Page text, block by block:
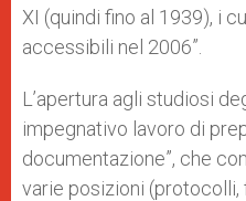
XI (quindi fino al 1939), i
accessibili nel 2006”.
L’apertura agli studiosi
impegnativo lavoro di
documentazione”, che
varie posizioni (protocolli,